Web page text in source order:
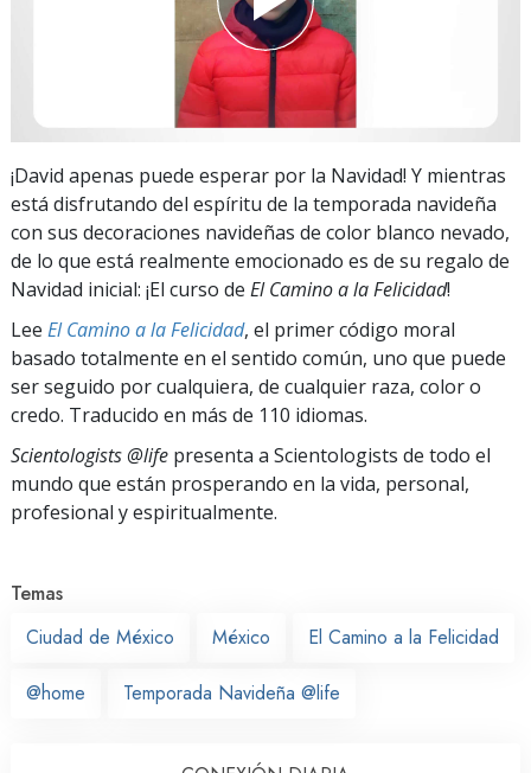
¡David apenas puede esperar por la Navidad! Y mientras
está disfrutando del espíritu de la temporada navideña
con sus decoraciones navideñas de color blanco nevado,
de lo que está realmente emocionado es de su regalo de
Navidad inicial: ¡El curso de El Camino a la Felicidad!
Lee El Camino a la Felicidad, el primer código moral
basado totalmente en el sentido común, uno que puede
ser seguido por cualquiera, de cualquier raza, color o
credo. Traducido en más de 110 idiomas.
Scientologists @life presenta a Scientologists de todo el
mundo que están prosperando en la vida, personal,
profesional y espiritualmente.
Temas
Ciudad de México
México El Camino a la Felicidad
@home Temporada Navideña @life